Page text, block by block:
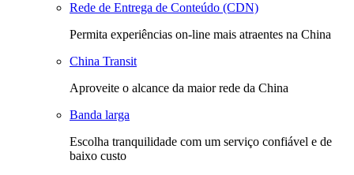
Rede de Entrega de Conteúdo (CDN)
Permita experiências on-line mais atraentes na China
China Transit
Aproveite o alcance da maior rede da China
Banda larga
Escolha tranquilidade com um serviço confiável e de
baixo custo